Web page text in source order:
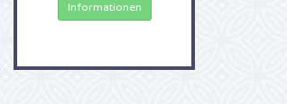
Informationen